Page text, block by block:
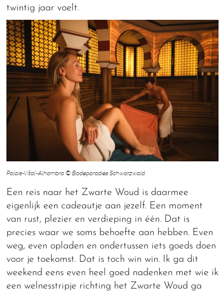
twintig jaar voelt.
Palais-Vital-Alhambra © Badeparadies Schwarzwald
Een reis naar het Zwarte Woud is daarmee
eigenlijk een cadeautje aan jezelf. Een moment
van rust, plezier en verdieping in één. Dat is
precies waar we soms behoefte aan hebben. Even
weg, even opladen en ondertussen iets goeds doen
voor je toekomst. Dat is toch win win. Ik ga dit
weekend eens even heel goed nadenken met wie ik
een welnesstripje richting het Zwarte Woud ga